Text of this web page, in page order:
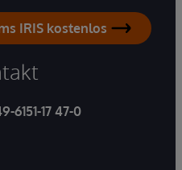
IRIS kostenlos
6151-17 47-0